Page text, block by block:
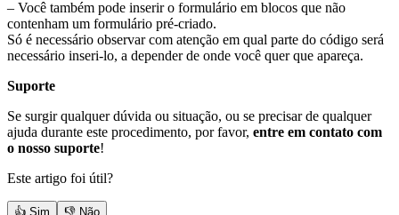
– Você também pode inserir o formulário em blocos que não
contenham um formulário pré-criado.
Só é necessário observar com atenção em qual parte do código será
necessário inseri-lo, a depender de onde você quer que apareça.
Suporte
Se surgir qualquer dúvida ou situação, ou se precisar de qualquer
ajuda durante este procedimento, por favor, entre em contato com
o nosso suporte!
Este artigo foi útil?
👍 Sim 👎 Não